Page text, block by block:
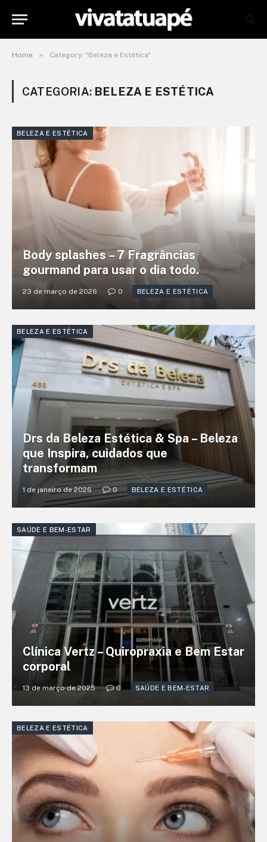
Home » Category: "Beleza e Estética"
CATEGORIA: BELEZA E ESTÉTICA
BELEZA E ESTÉTICA
Body splashes – 7 Fragrâncias
gourmand para usar o dia todo.
23 de março de 2026 0 BELEZA E ESTÉTICA
BELEZA E ESTÉTICA
Drs da Beleza Estética & Spa – Beleza
que Inspira, cuidados que
transformam
1 de janeiro de 2026 0 BELEZA E ESTÉTICA
SAÚDE E BEM-ESTAR
Clínica Vertz – Quiropraxia e Bem Estar
corporal
13 de março de 2025 0 SAÚDE E BEM-ESTAR
BELEZA E ESTÉTICA